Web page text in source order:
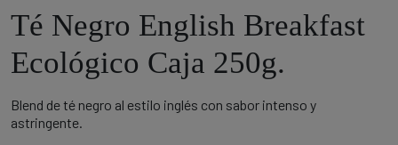
Té Negro English Breakfast
Ecológico Caja 250g.
Blend de té negro al estilo inglés con sabor intenso y
astringente.